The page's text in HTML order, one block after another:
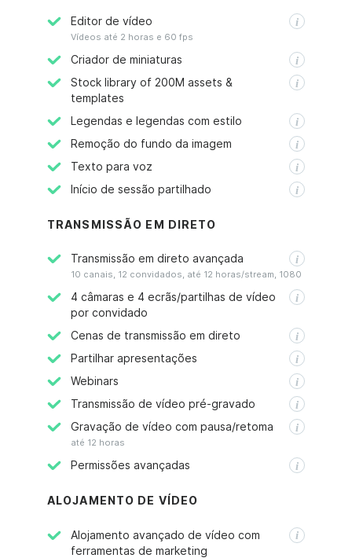
Editor de vídeo
Vídeos até 2 horas e 60 fps
Criador de miniaturas
Stock library of 200M assets &
templates
Legendas e legendas com estilo
Remoção do fundo da imagem
Texto para voz
Início de sessão partilhado
TRANSMISSÃO EM DIRETO
Transmissão em direto avançada
10 canais, 12 convidados, até 12 horas/stream, 1080
4 câmaras e 4 ecrãs/partilhas de vídeo
por convidado
Cenas de transmissão em direto
Partilhar apresentações
Webinars
Transmissão de vídeo pré-gravado
Gravação de vídeo com pausa/retoma
até 12 horas
Permissões avançadas
ALOJAMENTO DE VÍDEO
Alojamento avançado de vídeo com
ferramentas de marketing